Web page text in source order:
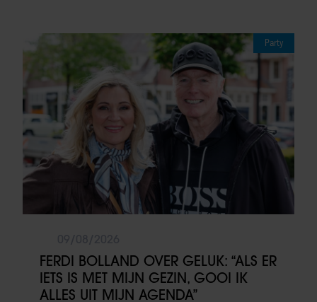
Party
FERDI BOLLAND OVER GELUK: “ALS ER
IETS IS MET MIJN GEZIN, GOOI IK
ALLES UIT MIJN AGENDA”